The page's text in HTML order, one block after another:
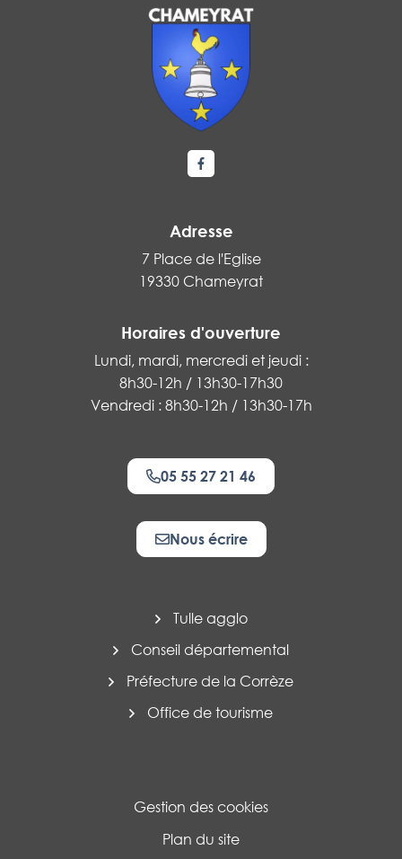
Lien vers le compte Facebook
Adresse
7 Place de l'Eglise
19330 Chameyrat
Horaires d'ouverture
Lundi, mardi, mercredi et jeudi :
8h30-12h / 13h30-17h30
Vendredi : 8h30-12h / 13h30-17h
05 55 27 21 46
Nous écrire
Tulle agglo
Conseil départemental
Préfecture de la Corrèze
Office de tourisme
Gestion des cookies
Plan du site